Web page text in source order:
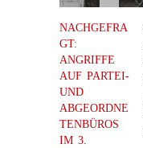
NACHGEFRA
GT:
ANGRIFFE
AUF PARTEI-
UND
ABGEORDNE
TENBÜROS
IM 3.